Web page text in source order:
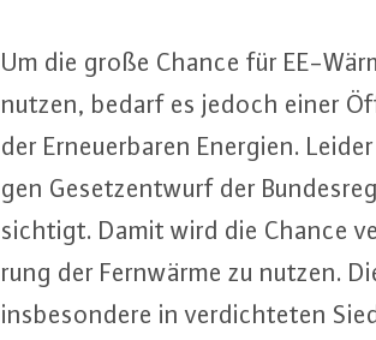
Um die große Chance für EE-
nutzen, bedarf es jedoch einer
der Er­neu­er­ba­ren Energien.
gen Ge­setz­ent­wurf der
sich­tigt. Damit wird die Chance
rung der Fernwärme zu nutzen.
ins­be­son­de­re in ver­dich­te­ten